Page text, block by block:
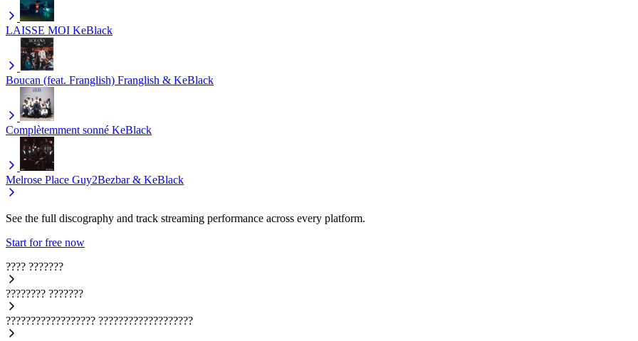
LAISSE MOI KeBlack
Boucan (feat. Franglish) Franglish & KeBlack
Complètemment sonné KeBlack
Melrose Place Guy2Bezbar & KeBlack
See the full discography and track streaming performance across every platform.
Start for free now
???? ???????
???????? ???????
?????????????????? ???????????????????